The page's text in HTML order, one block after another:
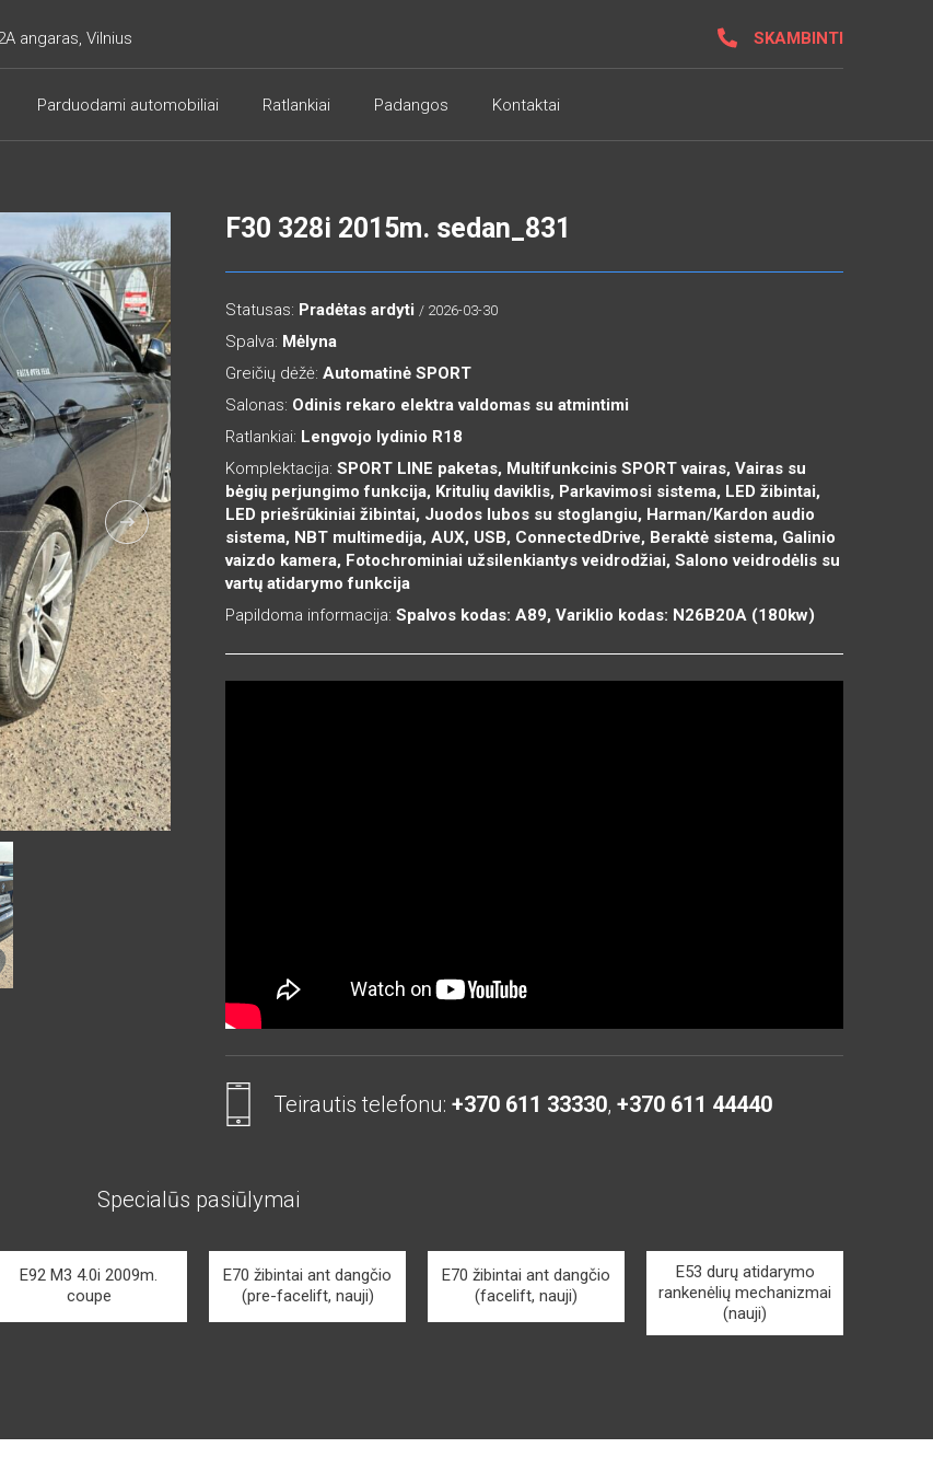
angaras, Vilnius SKAMBINTI
Parduodami automobiliai Ratlankiai Padangos Kontaktai
F30 328i 2015m. sedan_831
Statusas: Pradėtas ardyti / 2026-03-30
Spalva: Mėlyna
Greičių dėžė: Automatinė SPORT
Salonas: Odinis rekaro elektra valdomas su atmintimi
Ratlankiai: Lengvojo lydinio R18
Komplektacija: SPORT LINE paketas, Multifunkcinis SPORT vairas, Vairas su
bėgių perjungimo funkcija, Kritulių daviklis, Parkavimosi sistema, LED žibintai,
LED priešrūkiniai žibintai, Juodos lubos su stoglangiu, Harman/Kardon audio
sistema, NBT multimedija, AUX, USB, ConnectedDrive, Beraktė sistema, Galinio
vaizdo kamera, Fotochrominiai užsilenkiantys veidrodžiai, Salono veidrodėlis su
vartų atidarymo funkcija
Papildoma informacija: Spalvos kodas: A89, Variklio kodas: N26B20A (180kw)
Teirautis telefonu: +370 611 33330, +370 611 44440
Specialūs pasiūlymai
E92 M3 4.0i 2009m.
coupe
E70 žibintai ant dangčio
(pre-facelift, nauji)
E70 žibintai ant dangčio
(facelift, nauji)
E53 durų atidarymo
rankenėlių mechanizmai
(nauji)